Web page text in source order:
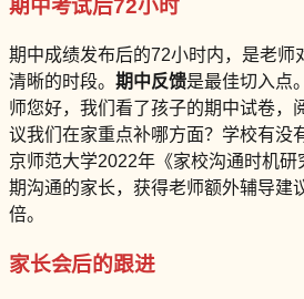
期中考试后72小时
期中成绩发布后的72小时内，是老师
清晰的时段。 期中反馈是最佳切入点
师您好，我们看了孩子的期中试卷，
议我们在家重点补哪方面？学校有没
京师范大学2022年《家校沟通时机研
期沟通的家长，获得老师额外辅导建
倍。
家长会后的跟进